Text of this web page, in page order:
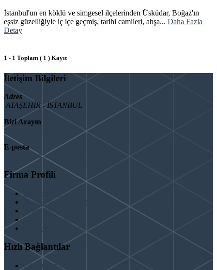
İstanbul'un en köklü ve simgesel ilçelerinden Üsküdar, Boğaz'ın
eşsiz güzelliğiyle iç içe geçmiş, tarihi camileri, ahşa... Daha Fazla
Detay
1 - 1 Toplam ( 1 ) Kayıt
İletişim Bilgileri
Adres
ATAŞEHİR - İSTANBUL
Bizi Arayın
E-posta
info@binaguclendir.com
Firma Profili
Hakkımızda
Hizmet Verdiğimiz Bölgeler
Paydaşlarımız
İş Birliği Teklifleri
Şartlar ve Koşullar
Hızlı Bağlantılar
Güçlendirme